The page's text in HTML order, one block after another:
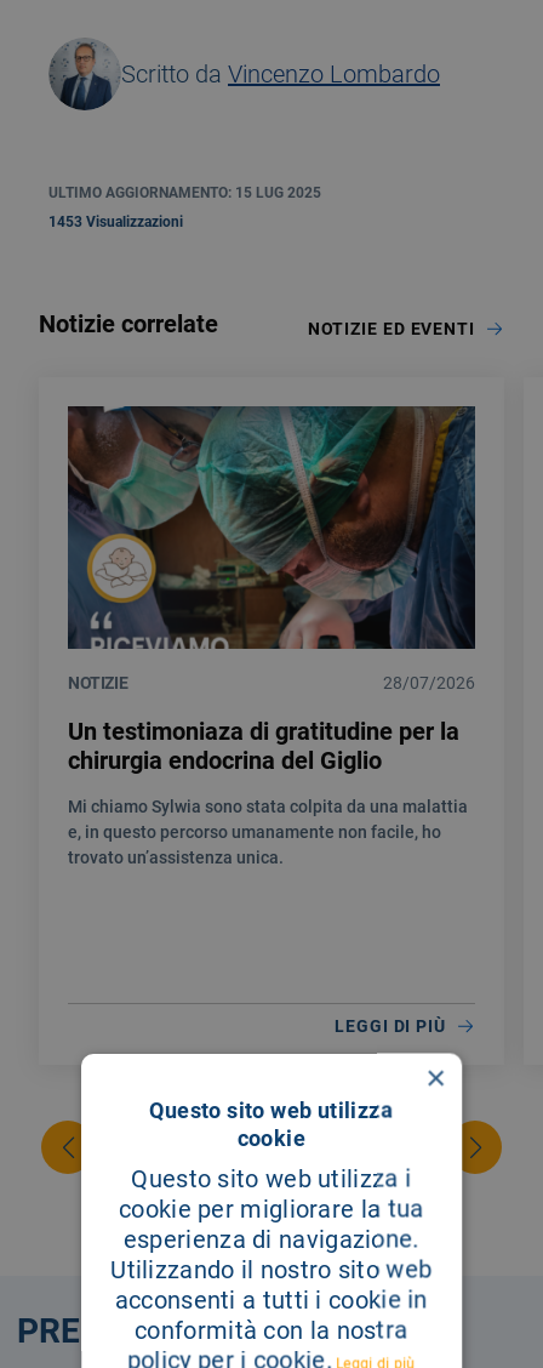
Scritto da Vincenzo Lombardo
ULTIMO AGGIORNAMENTO: 15 LUG 2025
1453 Visualizzazioni
Notizie correlate NOTIZIE ED EVENTI
NOTIZIE 28/07/2026
Un testimoniaza di gratitudine per la
chirurgia endocrina del Giglio
Mi chiamo Sylwia sono stata colpita da una malattia
e, in questo percorso umanamente non facile, ho
trovato un’assistenza unica.
LEGGI DI PIÙ
PRENOTA
×
Questo sito web utilizza
cookie
Questo sito web utilizza i
cookie per migliorare la tua
esperienza di navigazione.
Utilizzando il nostro sito web
acconsenti a tutti i cookie in
conformità con la nostra
policy per i cookie. Leggi di più